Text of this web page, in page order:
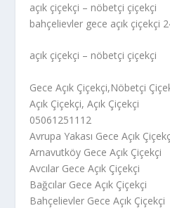
açık çiçekçi – nöbetçi çiçekçi
bahçelievler gece açık çiçekçi
açık çiçekçi – nöbetçi çiçekçi
Gece Açık Çiçekçi,Nöbetçi
Açık Çiçekçi, Açık Çiçekçi
05061251112
Avrupa Yakası Gece Açık
Arnavutköy Gece Açık Çiçekçi
Avcılar Gece Açık Çiçekçi
Bağcılar Gece Açık Çiçekçi
Bahçelievler Gece Açık Çiçekçi